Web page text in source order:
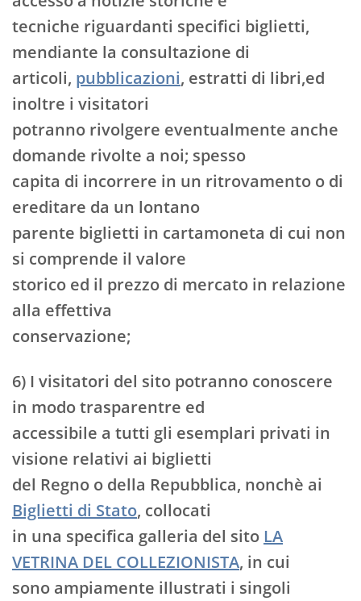
tecniche riguardanti specifici biglietti,
mendiante la consultazione di
articoli, pubblicazioni, estratti di libri,ed
inoltre i visitatori
potranno rivolgere eventualmente anche
domande rivolte a noi; spesso
capita di incorrere in un ritrovamento o di
ereditare da un lontano
parente biglietti in cartamoneta di cui non
si comprende il valore
storico ed il prezzo di mercato in relazione
alla effettiva
conservazione;
6) I visitatori del sito potranno conoscere
in modo trasparentre ed
accessibile a tutti gli esemplari privati in
visione relativi ai biglietti
del Regno o della Repubblica, nonchè ai
Biglietti di Stato, collocati
in una specifica galleria del sito LA
VETRINA DEL COLLEZIONISTA, in cui
sono ampiamente illustrati i singoli